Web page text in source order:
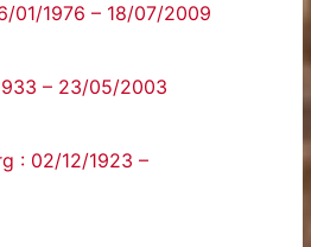
01/1976 – 18/07/2009
– 23/05/2003
: 02/12/1923 –